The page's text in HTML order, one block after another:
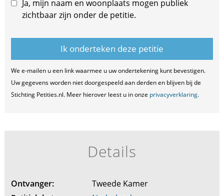
Ja, mijn naam en woonplaats mogen publiek
zichtbaar zijn onder de petitie.
We e-mailen u een link waarmee u uw ondertekening kunt bevestigen.
Uw gegevens worden niet doorgespeeld aan derden en blijven bij de
Stichting Petities.nl. Meer hierover leest u in onze privacyverklaring.
Details
Ontvanger:
Tweede Kamer